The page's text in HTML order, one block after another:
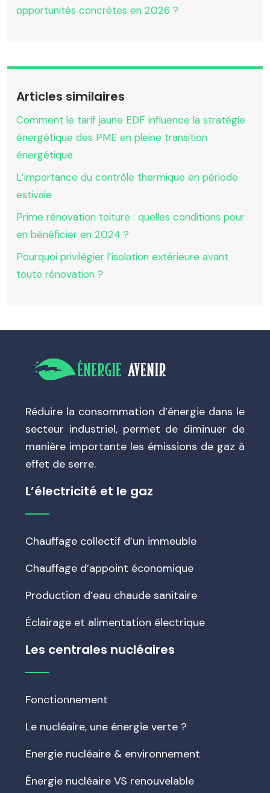
opportunités concrètes en 2026 ?
Articles similaires
Comment le tarif jaune EDF influence la stratégie
énergétique des PME en pleine transition
énergétique
L’importance du contrôle thermique en période
estivale
Prime rénovation toiture : quelles conditions pour
en bénéficier en 2024 ?
Pourquoi privilégier l’isolation extérieure avant
toute rénovation ?
Réduire la consommation d’énergie dans le
secteur industriel, permet de diminuer de
manière importante les émissions de gaz à
effet de serre.
L’électricité et le gaz
Chauffage collectif d’un immeuble
Chauffage d’appoint économique
Production d’eau chaude sanitaire
Éclairage et alimentation électrique
Les centrales nucléaires
Fonctionnement
Le nucléaire, une énergie verte ?
Energie nucléaire & environnement
Énergie nucléaire VS renouvelable